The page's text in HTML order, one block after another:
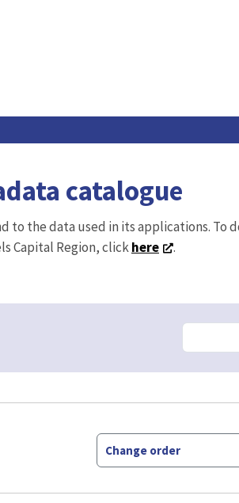
catalogue
to the data used in its applications.
Capital Region, clickhere .
Change order